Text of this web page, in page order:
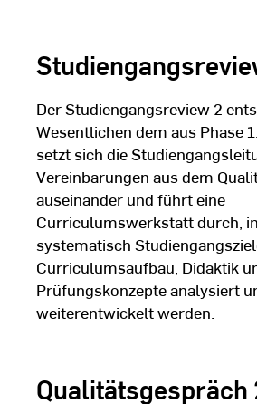
Der Studiengangsreview 2
Wesentlichen dem aus Phase
setzt sich die
Vereinbarungen aus dem
auseinander und führt eine
Curriculumswerkstatt durch,
systematisch
Curriculumsaufbau, Didaktik
Prüfungskonzepte analysiert
weiterentwickelt werden.
Qualitätsgespräch